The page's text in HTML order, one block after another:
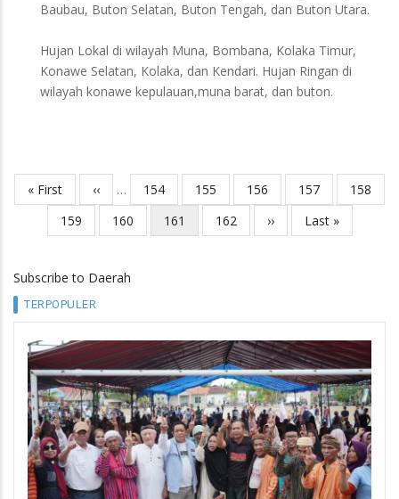
Baubau, Buton Selatan, Buton Tengah, dan Buton Utara.
Hujan Lokal di wilayah Muna, Bombana, Kolaka Timur,
Konawe Selatan, Kolaka, dan Kendari. Hujan Ringan di
wilayah konawe kepulauan,muna barat, dan buton.
Pagination
First
page
« First
Previous
page
‹‹ … Page
154 Page
155 Page
156 Page
157 Page
158
Page
159 Page
160
Current
page
161 Page
162
Next
page
››
Last
page
Last »
Subscribe to Daerah
TERPOPULER